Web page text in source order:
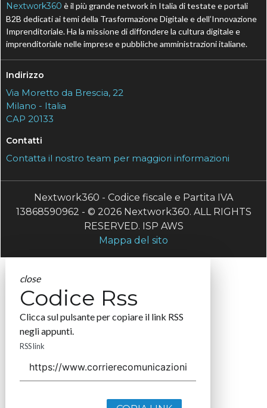
Nextwork360 è il più grande network in Italia di testate e portali
B2B dedicati ai temi della Trasformazione Digitale e dell’Innovazione
Imprenditoriale. Ha la missione di diffondere la cultura digitale e
imprenditoriale nelle imprese e pubbliche amministrazioni italiane.
Indirizzo
Via Moretto da Brescia, 22
Milano - Italia
CAP 20133
Contatti
Contatta il nostro team per maggiori informazioni
Nextwork360 - Codice fiscale e Partita IVA
13868590962 - © 2026 Nextwork360. ALL RIGHTS
RESERVED. ISP AWS
Mappa del sito
close
Codice Rss
Clicca sul pulsante per copiare il link RSS
negli appunti.
RSS link